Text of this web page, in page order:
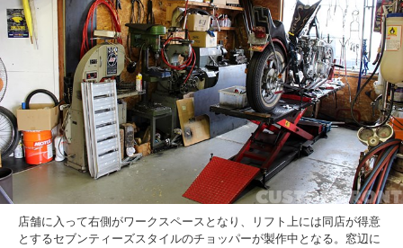
店舗に入って右側がワークスペースとなり、リフト上には同店が得意
とするセブンティーズスタイルのチョッパーが製作中となる。窓辺に